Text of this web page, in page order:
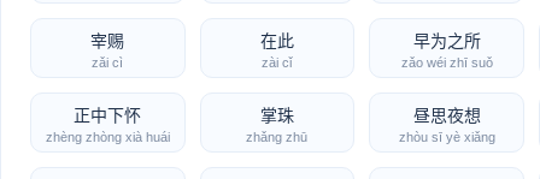
宰赐
zǎi cì
在此
zài cǐ
早为之所
zǎo wéi zhī suǒ
正中下怀
zhèng zhòng xià huái
掌珠
zhǎng zhū
昼思夜想
zhòu sī yè xiǎng